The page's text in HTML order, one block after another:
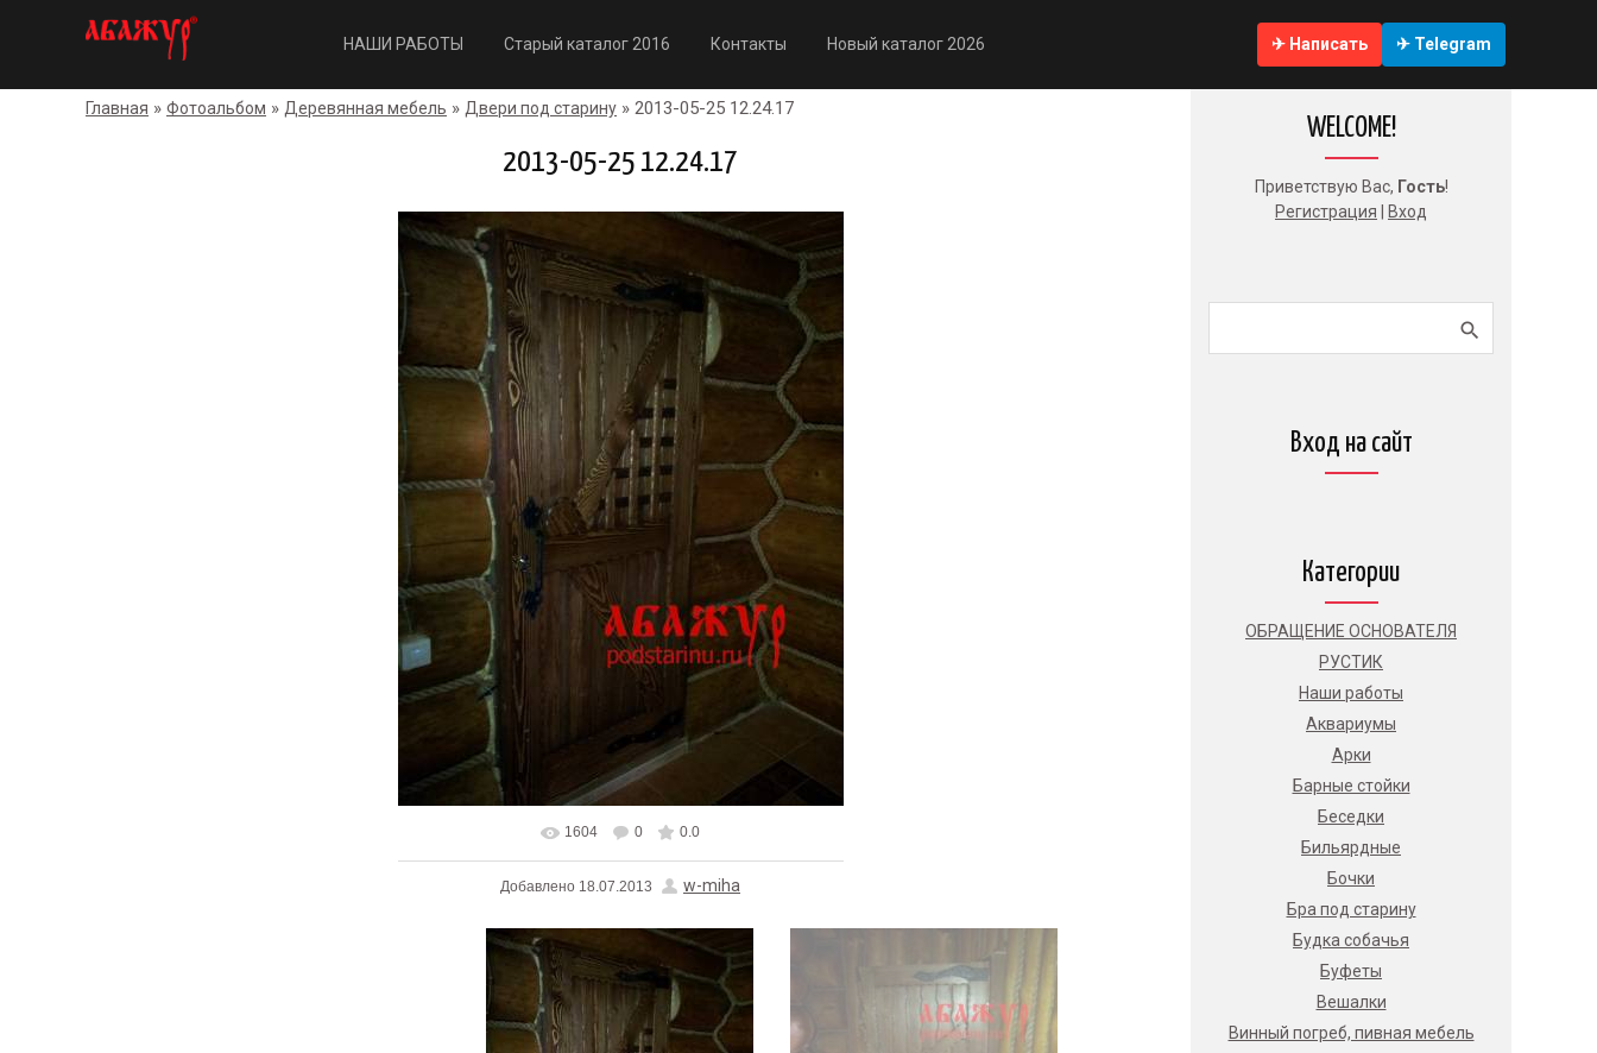
НАШИ РАБОТЫ Старый каталог 2016 Контакты Новый каталог 2026 ✈ Написать ✈ Telegram
Главная » Фотоальбом » Деревянная мебель » Двери под старину » 2013-05-25 12.24.17
2013-05-25 12.24.17
В реальном размере 1125x1500
1604 0 0.0
Добавлено 18.07.2013 w-miha
WELCOME!
Приветствую Вас, Гость!
Регистрация
Вход
Вход на сайт
Категории
ОБРАЩЕНИЕ ОСНОВАТЕЛЯ
РУСТИК
Наши работы
Аквариумы
Арки
Барные стойки
Беседки
Бильярдные
Бочки
Бра под старину
Будка собачья
Буфеты
Вешалки
Винный погреб, пивная мебель